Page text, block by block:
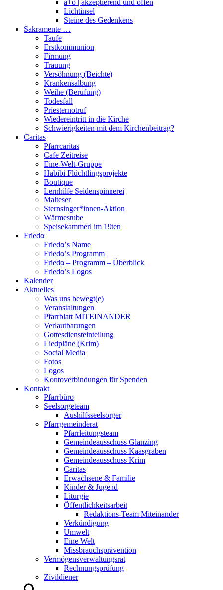
a+o | akzeptierend und offen
Lichtinsel
Steine des Gedenkens
Sakramente …
Taufe
Erstkommunion
Firmung
Trauung
Versöhnung (Beichte)
Krankensalbung
Weihe (Berufung)
Todesfall
Priesternotruf
Wiedereintritt in die Kirche
Schwierigkeiten mit dem Kirchenbeitrag?
Caritas
Pfarrcaritas
Cafe Zeitreise
Eine-Welt-Gruppe
Habibi Flüchtlingsprojekte
Boutique
Lernhilfe Seidenspinnerei
Malteser
Sternsinger*innen-Aktion
Wärmestube
Speisekammerl im 19ten
Friedα
Friedα’s Name
Friedα’s Programm
Friedα – Programm – Überblick
Friedα’s Logos
Kalender
Aktuelles
Was uns bewegt(e)
Veranstaltungen
Pfarrblatt MITEINANDER
Verlautbarungen
Gottesdiensteinteilung
Liedpläne (Krim)
Social Media
Fotos
Logos
Kontoverbindungen für Spenden
Kontakt
Pfarrbüro
Seelsorgeteam
Aushilfsseelsorger
Pfarrgemeinderat
Pfarrleitungsteam
Gemeindeausschuss Glanzing
Gemeindeausschuss Kaasgraben
Gemeindeausschuss Krim
Caritas
Erwachsene & Familie
Kinder & Jugend
Liturgie
Öffentlichkeitsarbeit
Redaktions-Team Miteinander
Verkündigung
Umwelt
Eine Welt
Missbrauchsprävention
Vermögensverwaltungsrat
Rechnungsprüfung
Zivildiener